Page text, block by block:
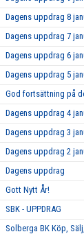
Dagens uppdrag 8
Dagens uppdrag 7
Dagens uppdrag 6
Dagens uppdrag 5
God fortsättning på
Dagens uppdrag 4
Dagens uppdrag 3
Dagens uppdrag 2
Dagens uppdrag
Gott Nytt År!
SBK - UPPDRAG
Solberga BK Köp,